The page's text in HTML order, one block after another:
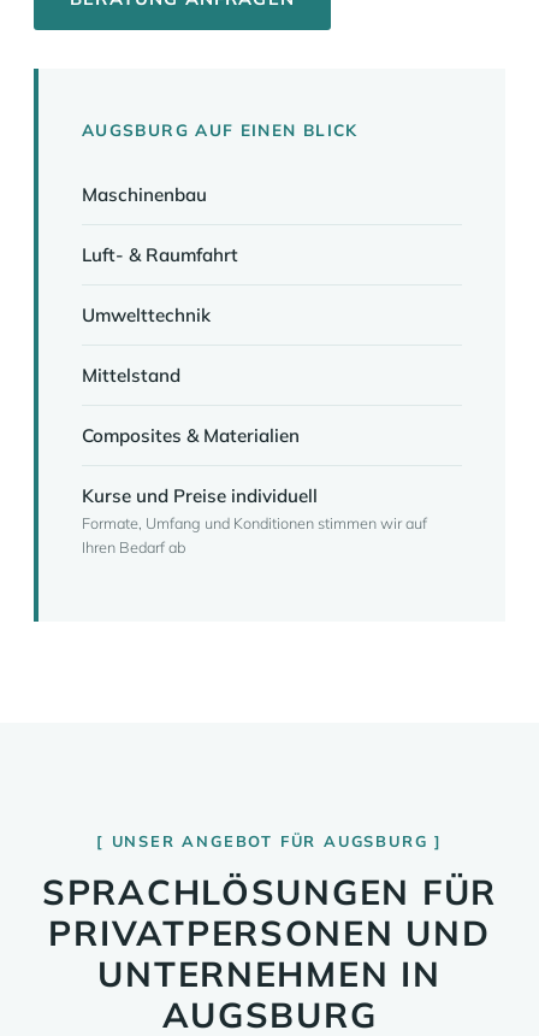
AUGSBURG AUF EINEN BLICK
Maschinenbau
Luft- & Raumfahrt
Umwelttechnik
Mittelstand
Composites & Materialien
Kurse und Preise individuell
Formate, Umfang und Konditionen stimmen wir auf
Ihren Bedarf ab
UNSER ANGEBOT FÜR AUGSBURG
SPRACHLÖSUNGEN FÜR
PRIVATPERSONEN UND
UNTERNEHMEN IN
AUGSBURG